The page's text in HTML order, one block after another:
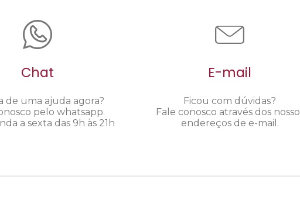
Chat
de uma ajuda agora?
pelo whatsapp.
a sexta das 9h às 21h
E-mail
Ficou com dúvidas?
Fale conosco através dos
endereços de e-mail.